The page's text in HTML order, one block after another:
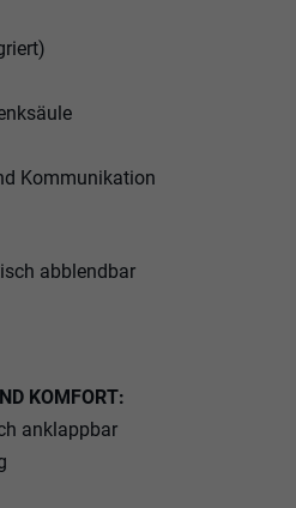
Kommunikation
abblendbar
KOMFORT:
anklappbar